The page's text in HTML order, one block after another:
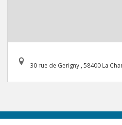
30 rue de Gerigny , 58400 La